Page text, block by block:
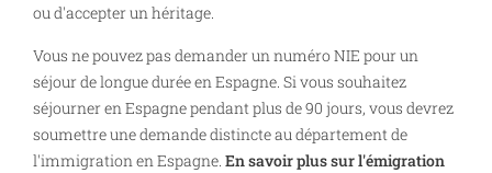
ou d'accepter un héritage.
Vous ne pouvez pas demander un numéro NIE pour un
séjour de longue durée en Espagne. Si vous souhaitez
séjourner en Espagne pendant plus de 90 jours, vous devrez
soumettre une demande distincte au département de
l'immigration en Espagne. En savoir plus sur l'émigration